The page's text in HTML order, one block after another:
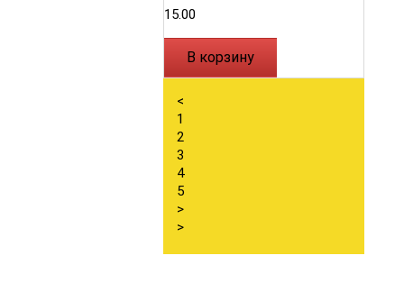
15.00
В корзину
<
1
2
3
4
5
>
>